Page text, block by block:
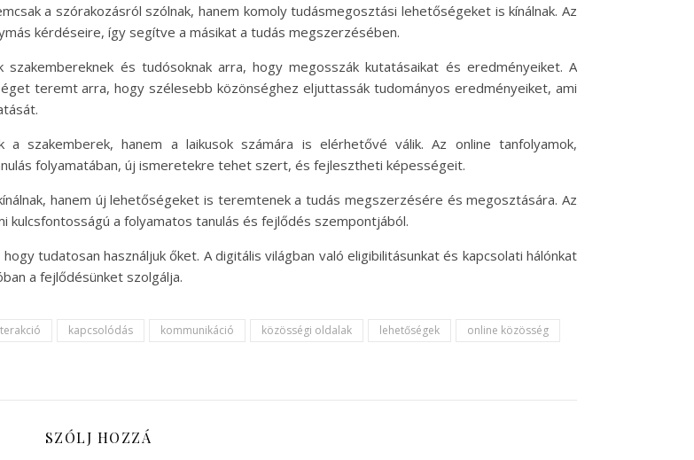
a szórakozásról szólnak, hanem komoly tudásmegosztási lehetőségeket is kínálnak. Az
kérdéseire, így segítve a másikat a tudás megszerzésében.
és tudósoknak arra, hogy megosszák kutatásaikat és eredményeiket. A
teremt arra, hogy szélesebb közönséghez eljuttassák tudományos eredményeiket, ami
szakemberek, hanem a laikusok számára is elérhetővé válik. Az online tanfolyamok,
folyamatában, új ismeretekre tehet szert, és fejlesztheti képességeit.
hanem új lehetőségeket is teremtenek a tudás megszerzésére és megosztására. Az
kulcsfontosságú a folyamatos tanulás és fejlődés szempontjából.
tudatosan használjuk őket. A digitális világban való eligibilitásunkat és kapcsolati hálónkat
a fejlődésünket szolgálja.
kapcsolódás kommunikáció közösségi oldalak lehetőségek
online közösség
SZÓLJ HOZZÁ